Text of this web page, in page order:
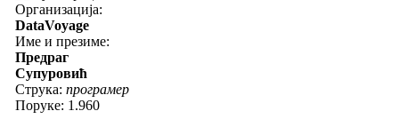
Организација:
DataVoyage
Име и презиме:
Предраг
Супуровић
Струка: програмер
Поруке: 1.960